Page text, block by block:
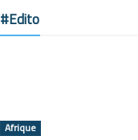
#Edito
Afrique